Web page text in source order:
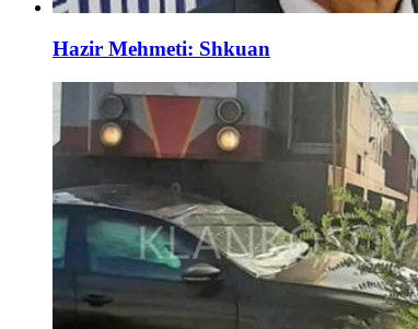
Hazir Mehmeti: Shkuan